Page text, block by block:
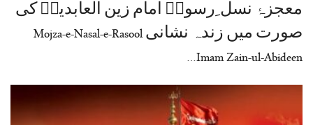
معجزۂ نسل ِرسولؐ امام زین العابدینؓ کی
صورت میں زندہ نشانی Mojza-e-Nasal-e-Rasool
Imam Zain-ul-Abideen…